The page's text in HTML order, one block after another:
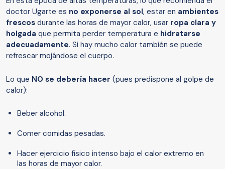
doctor Ugarte es no exponerse al sol, estar en ambientes
frescos durante las horas de mayor calor, usar ropa clara y
holgada que permita perder temperatura e hidratarse
adecuadamente. Si hay mucho calor también se puede
refrescar mojándose el cuerpo.
Lo que NO se debería hacer (pues predispone al golpe de
calor):
Beber alcohol.
Comer comidas pesadas.
Hacer ejercicio físico intenso bajo el calor extremo en
las horas de mayor calor.